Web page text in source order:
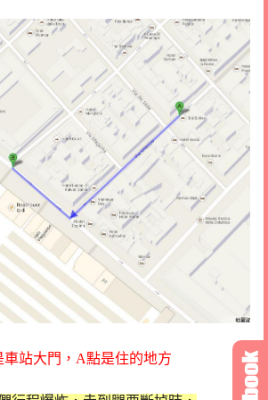
車站大門，A點是住的地方